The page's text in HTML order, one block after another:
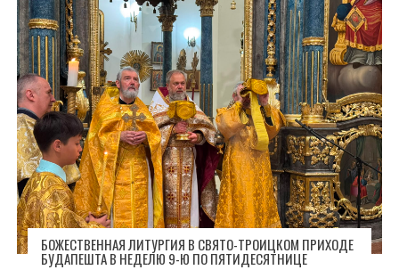
БОЖЕСТВЕННАЯ ЛИТУРГИЯ В СВЯТО-ТРОИЦКОМ ПРИХОДЕ
БУДАПЕШТА В НЕДЕЛЮ 9-Ю ПО ПЯТИДЕСЯТНИЦЕ